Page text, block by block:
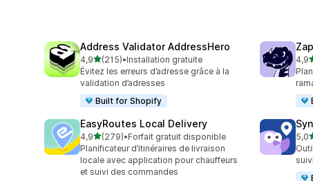
Address Validator AddressHero
4,9étoile(s) sur 5
(215)
215 avis au total
•Installation gratuite
Évitez les erreurs d’adresse grâce à la
validation d’adresses
Built for Shopify
4,9
EasyRoutes Local Delivery
4,9étoile(s) sur 5
(279)
279 avis au total
•Forfait gratuit disponible
Planificateur d’itinéraires de livraison
locale avec application pour chauffeurs
et suivi des commandes
5,0
71